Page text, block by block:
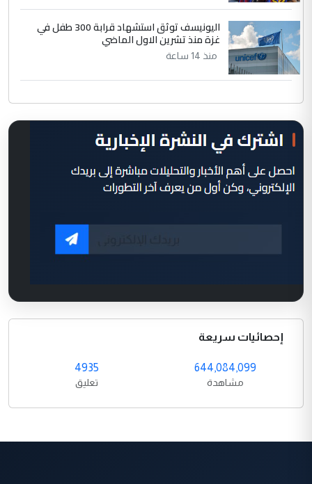
اليونيسف توثق استشهاد قرابة 300 طفل في
غزة منذ تشرين الاول الماضي
منذ 14 ساعة
إحصائيات سريعة
644,084,099
مشاهدة
4935
تعليق